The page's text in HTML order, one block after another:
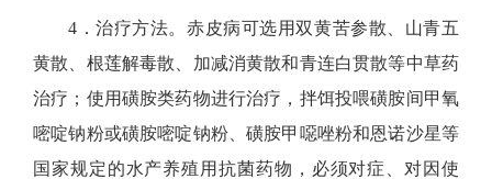
4．治疗方法。 赤皮病可选用双黄苦参散、山青五
黄散、根莲解毒散、加减消黄散和青连白贯散等中草药
治疗；使用磺胺类药物进行治疗，拌饵投喂磺胺间甲氧
嘧啶钠粉或磺胺嘧啶钠粉、磺胺甲噁唑粉和恩诺沙星等
国家规定的水产养殖用抗菌药物，必须对症、对因使